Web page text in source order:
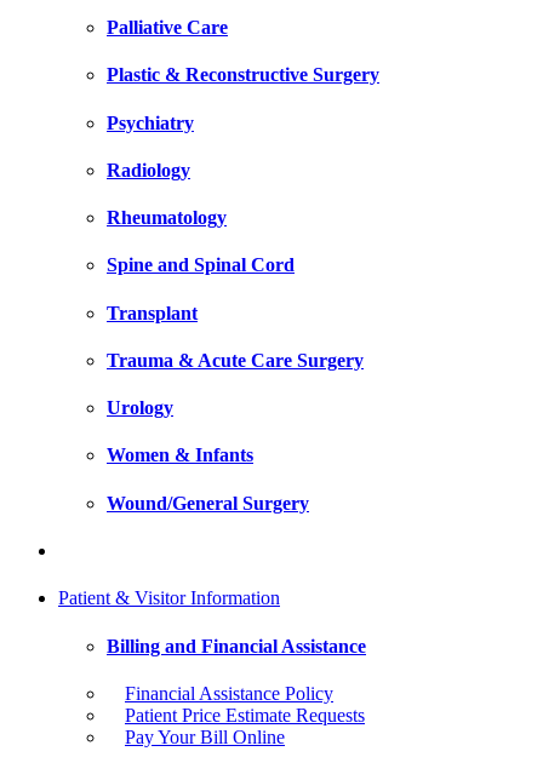
Palliative Care
Plastic & Reconstructive Surgery
Psychiatry
Radiology
Rheumatology
Spine and Spinal Cord
Transplant
Trauma & Acute Care Surgery
Urology
Women & Infants
Wound/General Surgery
Patient & Visitor Information
Billing and Financial Assistance
Financial Assistance Policy
Patient Price Estimate Requests
Pay Your Bill Online